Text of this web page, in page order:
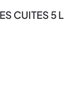
CUITES 5 L